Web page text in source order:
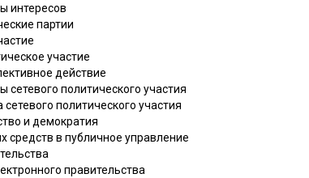
интересов
партии
участие
действие
политического участия
политического участия
и демократия
средств в публичное управление
правительства